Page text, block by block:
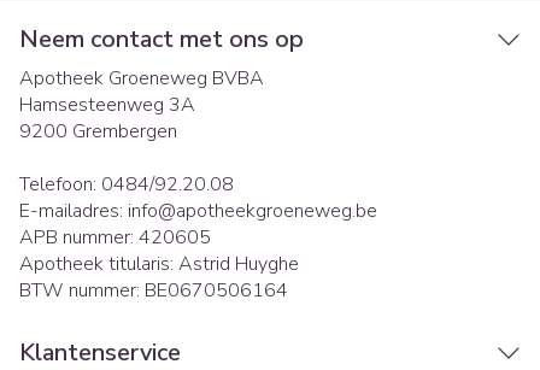
Neem contact met ons op
Apotheek Groeneweg BVBA
Hamsesteenweg 3A
9200 Grembergen
Telefoon: 0484/92.20.08
E-mailadres: info@apotheekgroeneweg.be
APB nummer: 420605
Apotheek titularis: Astrid Huyghe
BTW nummer: BE0670506164
Klantenservice